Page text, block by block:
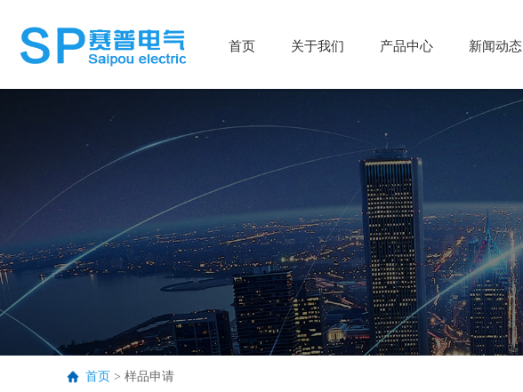
首页
首页 关于我们
关于我们 产品中心
产品中心 新闻动态
新闻动态
首页 > 样品申请